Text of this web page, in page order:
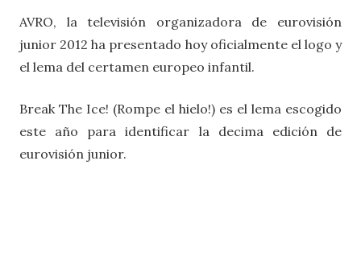
AVRO, la televisión organizadora de eurovisión
junior 2012 ha presentado hoy oficialmente el logo y
el lema del certamen europeo infantil.
Break The Ice! (Rompe el hielo!) es el lema escogido
este año para identificar la decima edición de
eurovisión junior.